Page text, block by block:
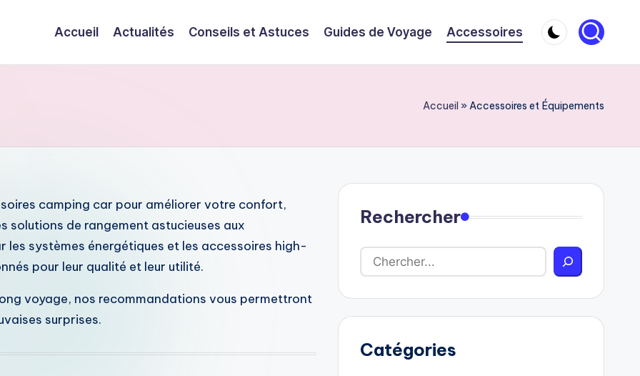
Accueil Actualités Conseils et Astuces Guides de Voyage Accessoires
Accueil »Accessoires et Équipements
camping car pour améliorer votre confort,
solutions de rangement astucieuses aux
systèmes énergétiques et les accessoires high-
pour leur qualité et leur utilité.
voyage, nos recommandations vous permettront
surprises.
Rechercher
Catégories